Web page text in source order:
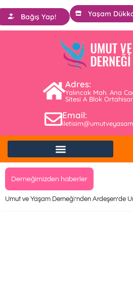
Yaşam
Bağış Yap!
Adres:
Yalıncak Mah. Ana
Sitesi A Blok
Email:
Derneğimizden haberler
Umut ve Yaşam Derneği’nden Ardeşen’de